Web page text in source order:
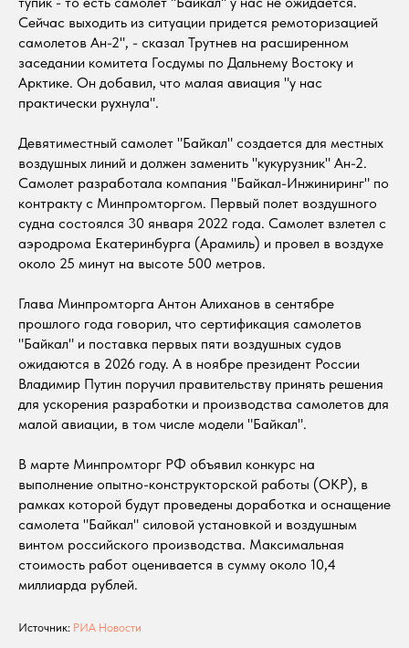
Сейчас выходить из ситуации придется ремоторизацией
самолетов Ан-2", - сказал Трутнев на расширенном
заседании комитета Госдумы по Дальнему Востоку и
Арктике. Он добавил, что малая авиация "у нас
практически рухнула".
Девятиместный самолет "Байкал" создается для местных
воздушных линий и должен заменить "кукурузник" Ан-2.
Самолет разработала компания "Байкал-Инжиниринг" по
контракту с Минпромторгом. Первый полет воздушного
судна состоялся 30 января 2022 года. Самолет взлетел с
аэродрома Екатеринбурга (Арамиль) и провел в воздухе
около 25 минут на высоте 500 метров.
Глава Минпромторга Антон Алиханов в сентябре
прошлого года говорил, что сертификация самолетов
"Байкал" и поставка первых пяти воздушных судов
ожидаются в 2026 году. А в ноябре президент России
Владимир Путин поручил правительству принять решения
для ускорения разработки и производства самолетов для
малой авиации, в том числе модели "Байкал".
В марте Минпромторг РФ объявил конкурс на
выполнение опытно-конструкторской работы (ОКР), в
рамках которой будут проведены доработка и оснащение
самолета "Байкал" силовой установкой и воздушным
винтом российского производства. Максимальная
стоимость работ оценивается в сумму около 10,4
миллиарда рублей.
Источник: РИА Новости